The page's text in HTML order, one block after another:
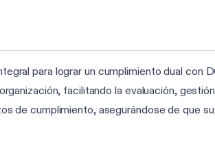
para lograr un cumplimiento dual con
facilitando la evaluación,
de cumplimiento, asegurándose de que